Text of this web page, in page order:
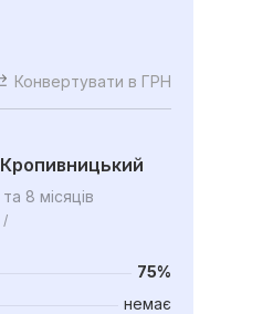
Конвертувати в ГРН
8 місяців
/
75%
немає